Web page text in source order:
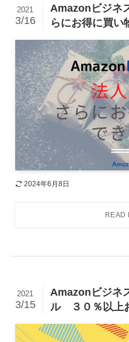
Amazonビジネ
らにお得に買い
2021
3/16
2024年6月8日
Amazonビジネ
ル ３０％以上
2021
3/15